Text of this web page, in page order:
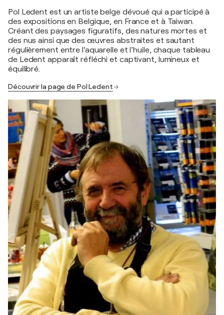
Pol Ledent est un artiste belge dévoué qui a participé à
des expositions en Belgique, en France et à Taiwan.
Créant des paysages figuratifs, des natures mortes et
des nus ainsi que des œuvres abstraites et sautant
régulièrement entre l’aquarelle et l’huile, chaque tableau
de Ledent apparaît réfléchi et captivant, lumineux et
équilibré.
Découvrir la page de Pol Ledent